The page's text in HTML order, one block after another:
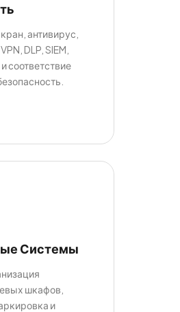
антивирус,
DLP, SIEM,
соответствие
Системы
шкафов,
и